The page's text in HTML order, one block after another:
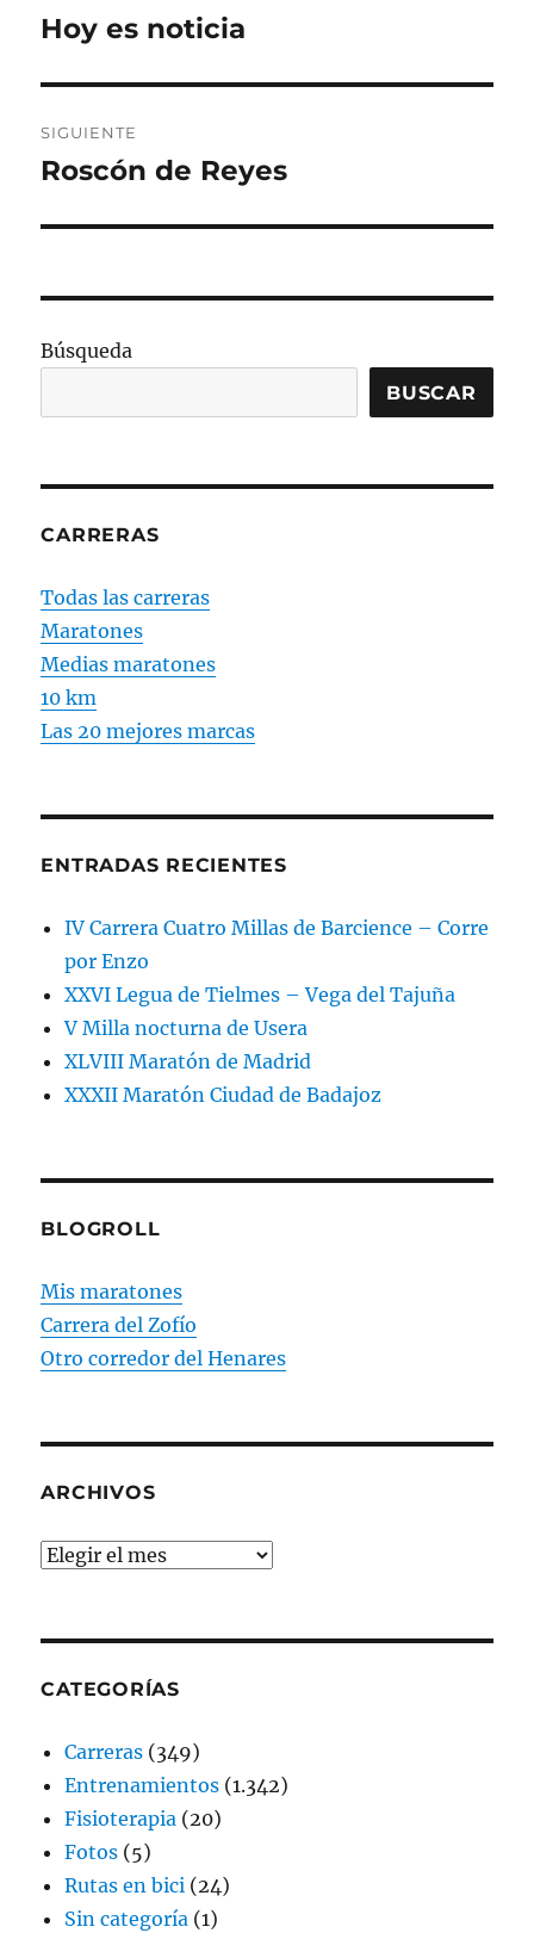
de
Entrada
Hoy es noticia
SIGUIENTE
Entrada
Roscón de Reyes
Búsqueda
BUSCAR
CARRERAS
Todas las carreras
Maratones
Medias maratones
10 km
Las 20 mejores marcas
ENTRADAS RECIENTES
IV Carrera Cuatro Millas de Barcience – Corre
por Enzo
XXVI Legua de Tielmes – Vega del Tajuña
V Milla nocturna de Usera
XLVIII Maratón de Madrid
XXXII Maratón Ciudad de Badajoz
BLOGROLL
Mis maratones
Carrera del Zofío
Otro corredor del Henares
ARCHIVOS
Archivos
CATEGORÍAS
Carreras (349)
Entrenamientos (1.342)
Fisioterapia (20)
Fotos (5)
Rutas en bici (24)
Sin categoría (1)